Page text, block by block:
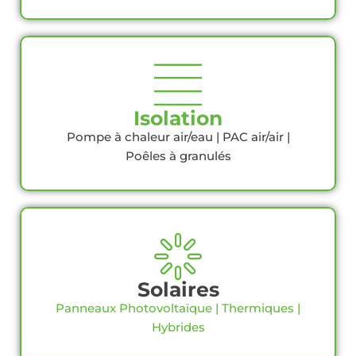
Isolation
Pompe à chaleur air/eau | PAC air/air |
Poêles à granulés
Solaires
Panneaux Photovoltaïque | Thermiques |
Hybrides